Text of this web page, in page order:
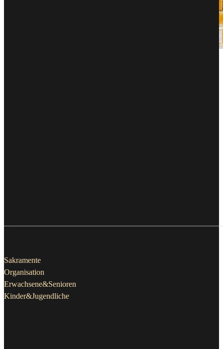
Sakramente
Organisation
Erwachsene&Senioren
Kinder&Jugendliche